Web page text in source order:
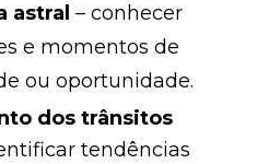
astral – conhecer
e momentos de
ou oportunidade.
dos trânsitos
tendências